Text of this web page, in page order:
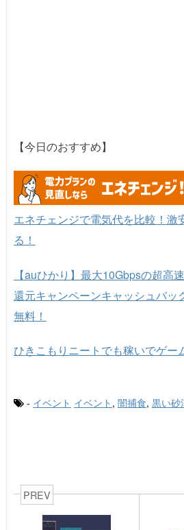
【今日のおすすめ】
エネチェンジで電気代を比較！激
る！
【auひかり】最大10Gbpsの超高
還元キャンペーンキャッシュバッ
無料！
ひきこもりニートでも稼いでゲー
- イベント イベント , 闇捕食, 黒い砂
PREV